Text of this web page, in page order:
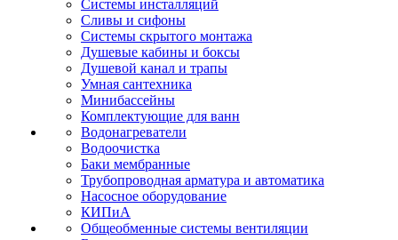
Системы инсталляций
Сливы и сифоны
Системы скрытого монтажа
Душевые кабины и боксы
Душевой канал и трапы
Умная сантехника
Минибассейны
Комплектующие для ванн
Водонагреватели
Водоочистка
Баки мембранные
Трубопроводная арматура и автоматика
Насосное оборудование
КИПиА
Общеобменные системы вентиляции